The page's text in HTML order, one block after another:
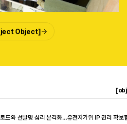
Object]
드와 선발명 심리 본격화…유전자가위 IP 권리 확보